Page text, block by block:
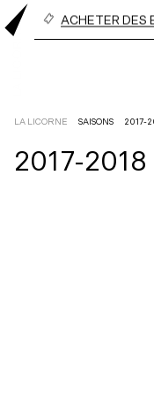
ACHETER DES
LA LICORNE SAISONS 2017-
2017-2018